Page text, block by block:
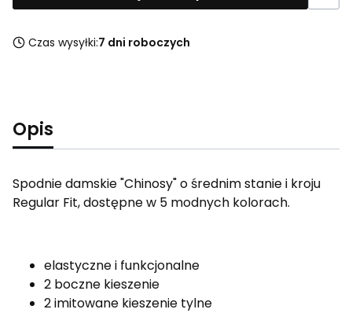
Czas wysyłki:7 dni roboczych
Opis
Spodnie damskie "Chinosy" o średnim stanie i kroju
Regular Fit, dostępne w 5 modnych kolorach.
elastyczne i funkcjonalne
2 boczne kieszenie
2 imitowane kieszenie tylne